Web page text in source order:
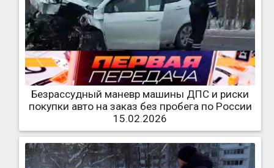
Безрассудный маневр машины ДПС и риски
покупки авто на заказ без пробега по России
15.02.2026